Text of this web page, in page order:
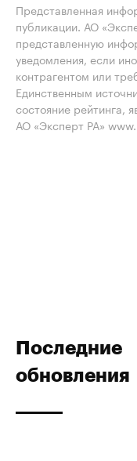
Представленная
публикации. АО
представленную
уведомления, если
контрагентом или
Единственным
состояние рейтинга,
АО «Эксперт РА»
Последние
обновления